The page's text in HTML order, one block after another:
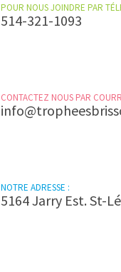
POUR NOUS JOINDRE PAR
514-321-1093
CONTACTEZ NOUS PAR
NOTRE ADRESSE :
5164 Jarry Est. St-